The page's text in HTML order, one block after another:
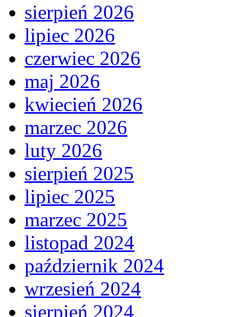
sierpień 2026
lipiec 2026
czerwiec 2026
maj 2026
kwiecień 2026
marzec 2026
luty 2026
sierpień 2025
lipiec 2025
marzec 2025
listopad 2024
październik 2024
wrzesień 2024
sierpień 2024